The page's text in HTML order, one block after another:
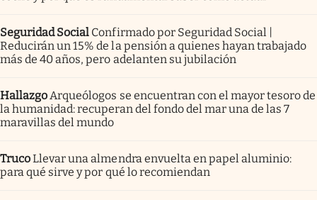
Seguridad Social Confirmado por Seguridad Social |
Reducirán un 15% de la pensión a quienes hayan trabajado
más de 40 años, pero adelanten su jubilación
Hallazgo Arqueólogos se encuentran con el mayor tesoro de
la humanidad: recuperan del fondo del mar una de las 7
maravillas del mundo
TrucoLlevar una almendra envuelta en papel aluminio:
para qué sirve y por qué lo recomiendan